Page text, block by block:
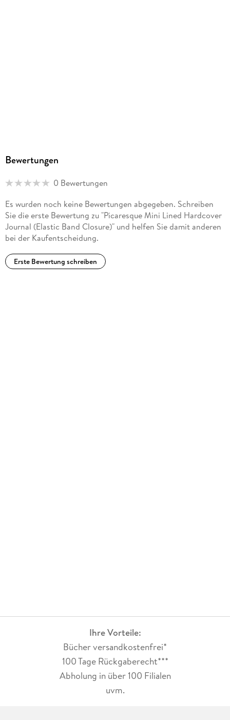
Bewertungen
0 Bewertungen
Es wurden noch keine Bewertungen abgegeben. Schreiben
Sie die erste Bewertung zu "Picaresque Mini Lined Hardcover
Journal (Elastic Band Closure)" und helfen Sie damit anderen
bei der Kaufentscheidung.
Erste Bewertung schreiben
Ihre Vorteile:
Bücher versandkostenfrei*
100 Tage Rückgaberecht***
Abholung in über 100 Filialen
uvm.